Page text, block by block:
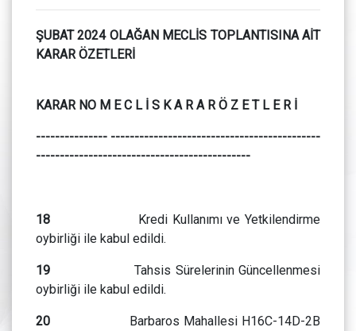
ŞUBAT 2024 OLAĞAN MECLİS TOPLANTISINA AİT
KARAR ÖZETLERİ
KARAR NO M E C L İ S K A R A R Ö Z E T L E R İ
--------------- --------------------------------------------
---------------------------------------------
18
Kredi Kullanımı ve Yetkilendirme
oybirliği ile kabul edildi.
19
Tahsis Sürelerinin Güncellenmesi
oybirliği ile kabul edildi.
20
Barbaros Mahallesi H16C-14D-2B